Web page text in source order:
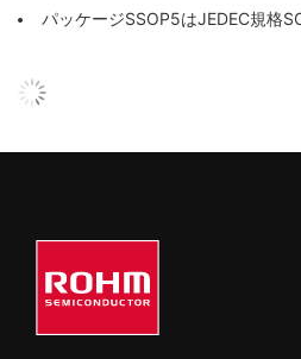
パッケージSSOP5はJEDEC規格